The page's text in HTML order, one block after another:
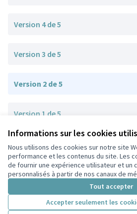
Informations sur les cookies
Nous utilisons des cookies sur notre site
performance et les contenus du site. Les
de fournir une expérience utilisateur et un
personnalisés à partir de nos canaux de
Tout accepter
Accepter seulement les
Version 4 de 5
Version 3 de 5
Version 2 de 5
Version 1 de 5
Conditions d'utilisation
Paramètres des cookies
Participez Villeurbanne sur X
(Lien externe)
Participez Villeurbanne sur Facebook
Participez Villeurbanne sur
Participez Villeurbanne sur
(Lien externe)